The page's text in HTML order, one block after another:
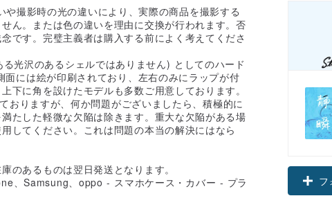
フ
撮影時の光の違いにより、実際の商品を撮影する
ん。または色の違いを理由に交換が行われます。否
です。完璧主義者は購入する前によく考えてくださ
光沢のあるシェルではありません) としてのハード
には絵が印刷されており、左右のみにラップが付
下に角を設けたモデルも多数ご用意しております。
おりますが、何か問題がございましたら、積極的に
たした軽微な欠陥は除きます。重大な欠陥がある場
してください。これは問題の本当の解決にはなら
のあるものは翌日発送となります。